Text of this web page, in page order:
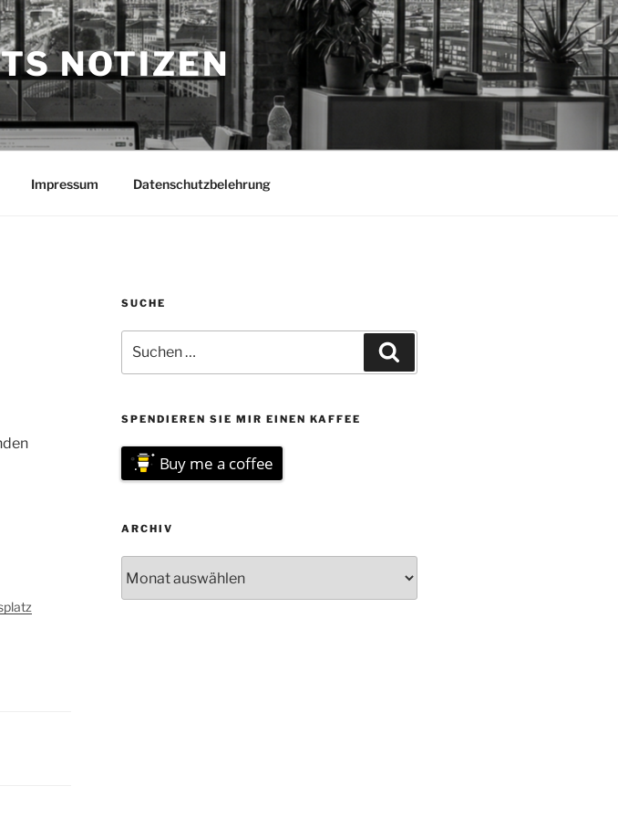
NOTIZEN
Impressum Datenschutzbelehrung
SUCHE
nach:
SPENDIEREN SIE MIR EINEN KAFFEE
Buy me a coffee
ARCHIV